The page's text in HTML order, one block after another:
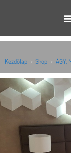
Kezdőlap > Shop > ÁGY,